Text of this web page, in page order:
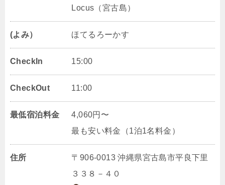
Locus（宮古島）
(よみ） ほてるろーかす
CheckIn 15:00
CheckOut 11:00
最低宿泊料金
4,060円〜
最も安い料金（1泊1名料金）
住所
〒906-0013 沖縄県宮古島市平良下里
３３８－４０